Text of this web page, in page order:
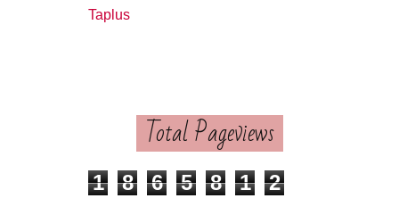
Taplus
Total Pageviews
1 8 6 5 8 1 2